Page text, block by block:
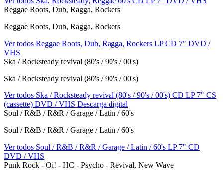
Reggae Roots, Dub, Ragga, Rockers
Reggae Roots, Dub, Ragga, Rockers
Ver todos Reggae Roots, Dub, Ragga, Rockers LPCD 7" DVD /
VHS
Ska / Rocksteady revival (80's / 90's / 00's)
Ska / Rocksteady revival (80's / 90's / 00's)
Ver todos Ska / Rocksteady revival (80's / 90's / 00's) CD LP 7" CS
(cassette) DVD / VHS Descarga digital
Soul / R&B / R&R / Garage / Latin / 60's
Soul / R&B / R&R / Garage / Latin / 60's
Ver todos Soul / R&B / R&R / Garage / Latin / 60's LP 7" CD
DVD / VHS
Punk Rock - Oi! - HC - Psycho - Revival, New Wave